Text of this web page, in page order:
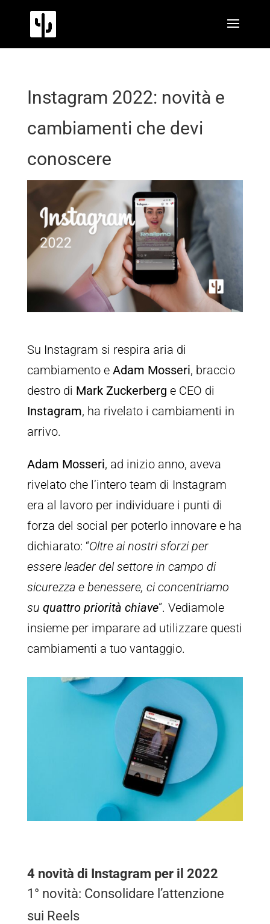
Instagram 2022: novità e
cambiamenti che devi
conoscere
Su Instagram si respira aria di
cambiamento e Adam Mosseri, braccio
destro di Mark Zuckerberg e CEO di
Instagram, ha rivelato i cambiamenti in
arrivo.
Adam Mosseri, ad inizio anno, aveva
rivelato che l’intero team di Instagram
era al lavoro per individuare i punti di
forza del social per poterlo innovare e ha
dichiarato: “Oltre ai nostri sforzi per
essere leader del settore in campo di
sicurezza e benessere, ci concentriamo
su quattro priorità chiave”. Vediamole
insieme per imparare ad utilizzare questi
cambiamenti a tuo vantaggio.
4 novità di Instagram per il 2022
1° novità: Consolidare l’attenzione
sui Reels